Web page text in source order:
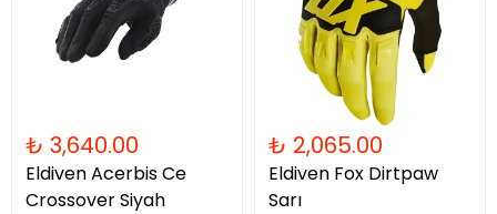
₺ 3,640.00
Eldiven Acerbis Ce
Crossover Siyah
₺ 2,065.00
Eldiven Fox Dirtpaw
Sarı